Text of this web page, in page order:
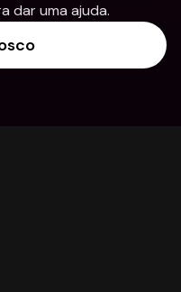
dar uma ajuda.